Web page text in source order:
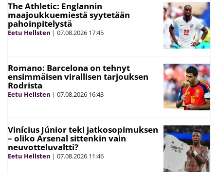
The Athletic: Englannin
maajoukkuemiestä syytetään
pahoinpitelystä
Eetu Hellsten | 07.08.2026 17:45
Romano: Barcelona on tehnyt
ensimmäisen virallisen tarjouksen
Rodrista
Eetu Hellsten | 07.08.2026 16:43
Vinícius Júnior teki jatkosopimuksen
– oliko Arsenal sittenkin vain
neuvotteluvaltti?
Eetu Hellsten | 07.08.2026 11:46